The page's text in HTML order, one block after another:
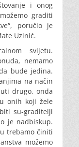
i onog
graditi
poručio je
Uzinić.
svijetu.
nemamo
bude jedina.
na način
drugo, onda
onih koji žele
su-graditelji
je nadbiskup.
trebamo činiti
možemo